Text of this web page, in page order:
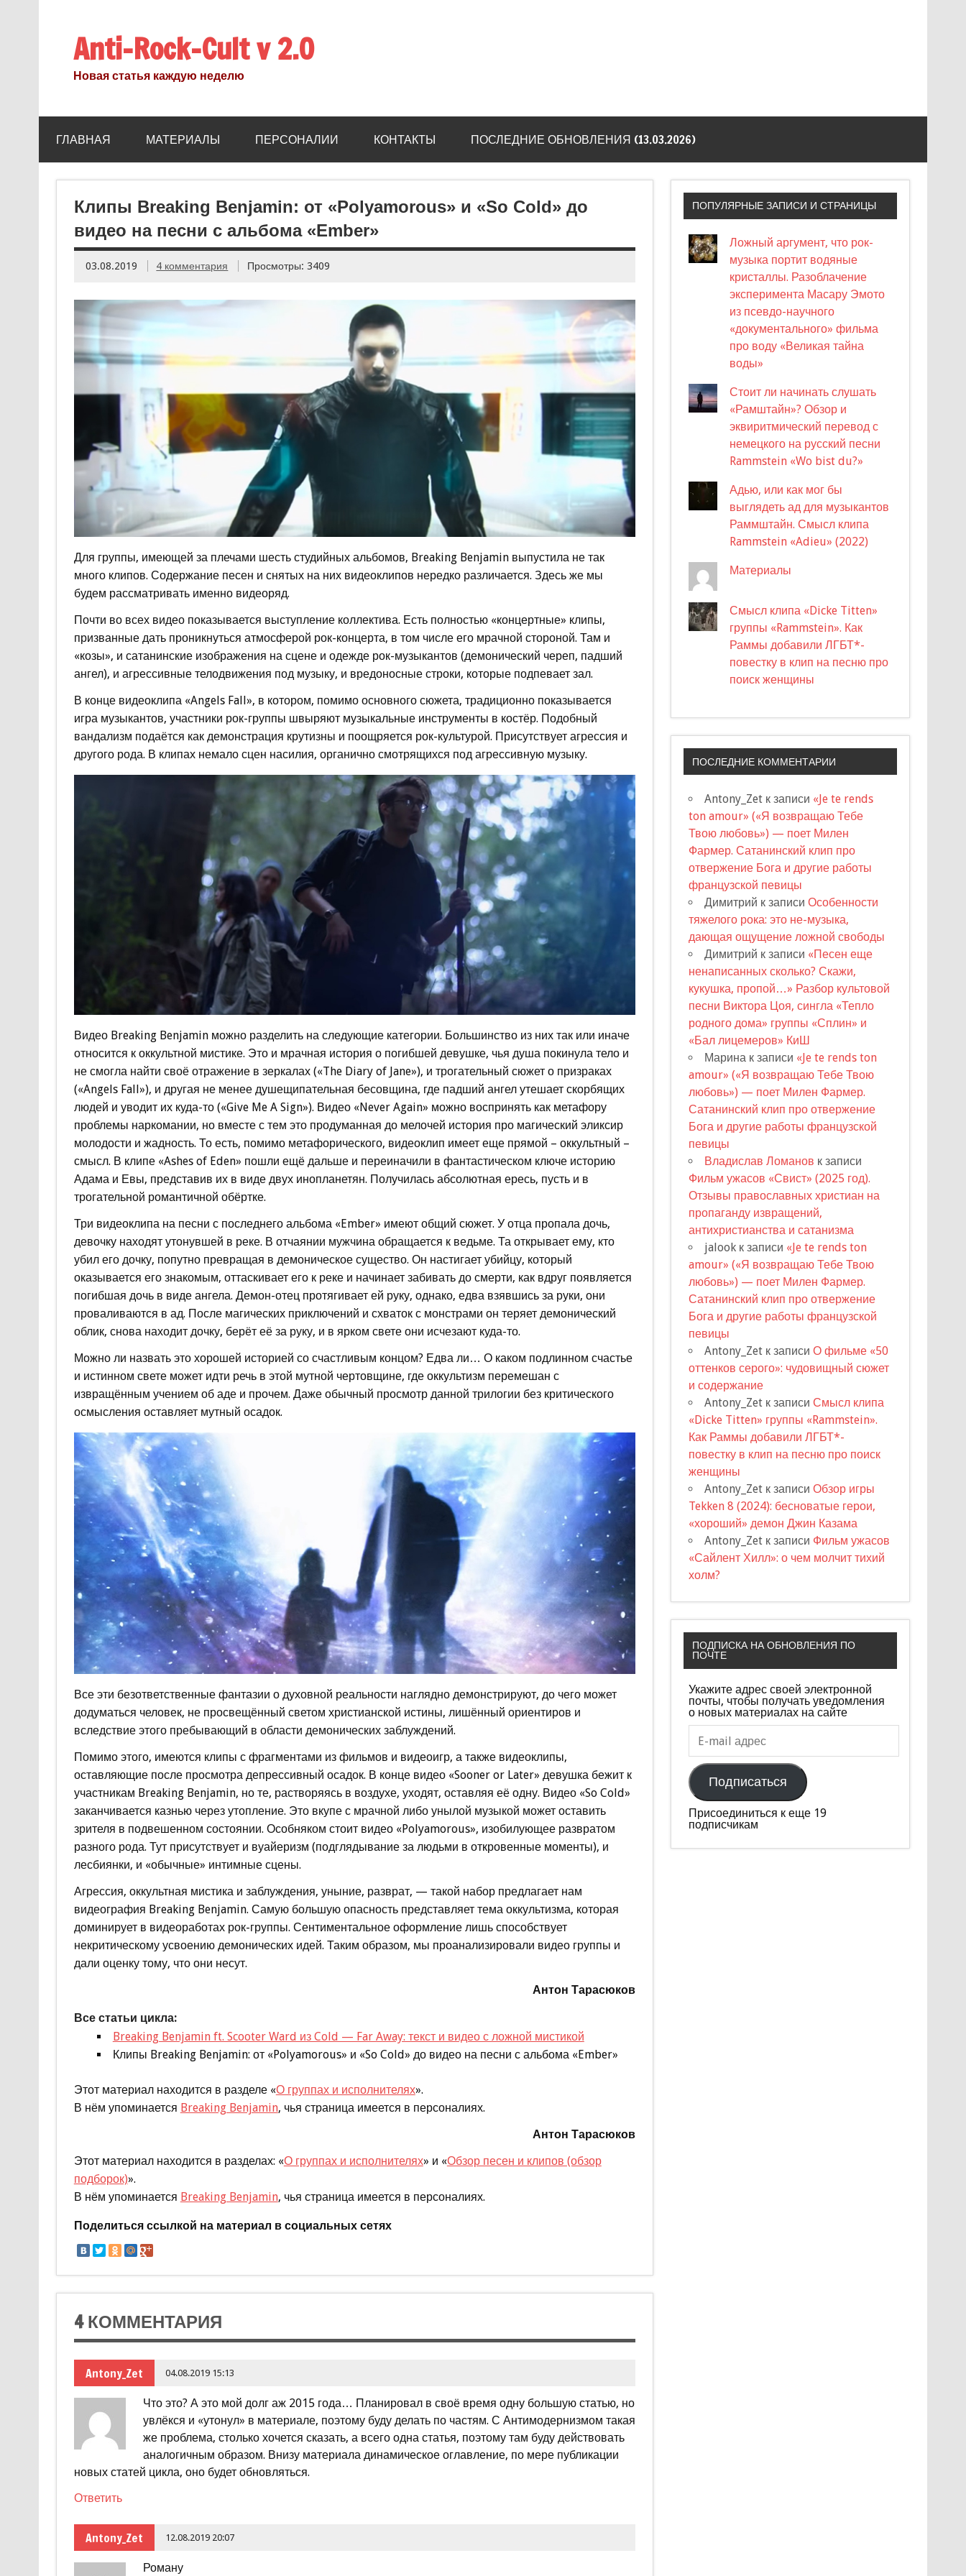
Anti-Rock-Cult v 2.0
Новая статья каждую неделю
ГЛАВНАЯ МАТЕРИАЛЫ ПЕРСОНАЛИИ КОНТАКТЫ ПОСЛЕДНИЕ ОБНОВЛЕНИЯ (13.03.2026)
Клипы Breaking Benjamin: от «Polyamorous» и «So Cold» до
видео на песни с альбома «Ember»
03.08.2019 4 комментария Просмотры: 3409
Для группы, имеющей за плечами шесть студийных альбомов, Breaking Benjamin выпустила не так
много клипов. Содержание песен и снятых на них видеоклипов нередко различается. Здесь же мы
будем рассматривать именно видеоряд.
Почти во всех видео показывается выступление коллектива. Есть полностью «концертные» клипы,
призванные дать проникнуться атмосферой рок-концерта, в том числе его мрачной стороной. Там и
«козы», и сатанинские изображения на сцене и одежде рок-музыкантов (демонический череп, падший
ангел), и агрессивные телодвижения под музыку, и вредоносные строки, которые подпевает зал.
В конце видеоклипа «Angels Fall», в котором, помимо основного сюжета, традиционно показывается
игра музыкантов, участники рок-группы швыряют музыкальные инструменты в костёр. Подобный
вандализм подаётся как демонстрация крутизны и поощряется рок-культурой. Присутствует агрессия и
другого рода. В клипах немало сцен насилия, органично смотрящихся под агрессивную музыку.
Видео Breaking Benjamin можно разделить на следующие категории. Большинство из них так или иначе
относится к оккультной мистике. Это и мрачная история о погибшей девушке, чья душа покинула тело и
не смогла найти своё отражение в зеркалах («The Diary of Jane»), и трогательный сюжет о призраках
(«Angels Fall»), и другая не менее душещипательная бесовщина, где падший ангел утешает скорбящих
людей и уводит их куда-то («Give Me A Sign»). Видео «Never Again» можно воспринять как метафору
проблемы наркомании, но вместе с тем это продуманная до мелочей история про магический эликсир
молодости и жадность. То есть, помимо метафорического, видеоклип имеет еще прямой – оккультный –
смысл. В клипе «Ashes of Eden» пошли ещё дальше и переиначили в фантастическом ключе историю
Адама и Евы, представив их в виде двух инопланетян. Получилась абсолютная ересь, пусть и в
трогательной романтичной обёртке.
Три видеоклипа на песни с последнего альбома «Ember» имеют общий сюжет. У отца пропала дочь,
девочку находят утонувшей в реке. В отчаянии мужчина обращается к ведьме. Та открывает ему, кто
убил его дочку, попутно превращая в демоническое существо. Он настигает убийцу, который
оказывается его знакомым, оттаскивает его к реке и начинает забивать до смерти, как вдруг появляется
погибшая дочь в виде ангела. Демон-отец протягивает ей руку, однако, едва взявшись за руки, они
проваливаются в ад. После магических приключений и схваток с монстрами он теряет демонический
облик, снова находит дочку, берёт её за руку, и в ярком свете они исчезают куда-то.
Можно ли назвать это хорошей историей со счастливым концом? Едва ли… О каком подлинном счастье
и истинном свете может идти речь в этой мутной чертовщине, где оккультизм перемешан с
извращённым учением об аде и прочем. Даже обычный просмотр данной трилогии без критического
осмысления оставляет мутный осадок.
Все эти безответственные фантазии о духовной реальности наглядно демонстрируют, до чего может
додуматься человек, не просвещённый светом христианской истины, лишённый ориентиров и
вследствие этого пребывающий в области демонических заблуждений.
Помимо этого, имеются клипы с фрагментами из фильмов и видеоигр, а также видеоклипы,
оставляющие после просмотра депрессивный осадок. В конце видео «Sooner or Later» девушка бежит к
участникам Breaking Benjamin, но те, растворяясь в воздухе, уходят, оставляя её одну. Видео «So Cold»
заканчивается казнью через утопление. Это вкупе с мрачной либо унылой музыкой может оставить
зрителя в подвешенном состоянии. Особняком стоит видео «Polyamorous», изобилующее развратом
разного рода. Тут присутствует и вуайеризм (подглядывание за людьми в откровенные моменты), и
лесбиянки, и «обычные» интимные сцены.
Агрессия, оккультная мистика и заблуждения, уныние, разврат, — такой набор предлагает нам
видеография Breaking Benjamin. Самую большую опасность представляет тема оккультизма, которая
доминирует в видеоработах рок-группы. Сентиментальное оформление лишь способствует
некритическому усвоению демонических идей. Таким образом, мы проанализировали видео группы и
дали оценку тому, что они несут.
Антон Тарасюков
Все статьи цикла:
Breaking Benjamin ft. Scooter Ward из Cold — Far Away: текст и видео с ложной мистикой
Клипы Breaking Benjamin: от «Polyamorous» и «So Cold» до видео на песни с альбома «Ember»
Этот материал находится в разделе «О группах и исполнителях».
В нём упоминается Breaking Benjamin, чья страница имеется в персоналиях.
Антон Тарасюков
Этот материал находится в разделах: «О группах и исполнителях» и «Обзор песен и клипов (обзор
подборок)».
В нём упоминается Breaking Benjamin, чья страница имеется в персоналиях.
Поделиться ссылкой на материал в социальных сетях
4 КОММЕНТАРИЯ
Antony_Zet 04.08.2019 15:13
Что это? А это мой долг аж 2015 года… Планировал в своё время одну большую статью, но
увлёкся и «утонул» в материале, поэтому буду делать по частям. С Антимодернизмом такая
же проблема, столько хочется сказать, а всего одна статья, поэтому там буду действовать
аналогичным образом. Внизу материала динамическое оглавление, по мере публикации
новых статей цикла, оно будет обновляться.
Ответить
Antony_Zet 12.08.2019 20:07
Роману
ПОПУЛЯРНЫЕ ЗАПИСИ И СТРАНИЦЫ
Ложный аргумент, что рок-
музыка портит водяные
кристаллы. Разоблачение
эксперимента Масару Эмото
из псевдо-научного
«документального» фильма
про воду «Великая тайна
воды»
Стоит ли начинать слушать
«Рамштайн»? Обзор и
эквиритмический перевод с
немецкого на русский песни
Rammstein «Wo bist du?»
Адью, или как мог бы
выглядеть ад для музыкантов
Раммштайн. Смысл клипа
Rammstein «Adieu» (2022)
Материалы
Смысл клипа «Dicke Titten»
группы «Rammstein». Как
Раммы добавили ЛГБТ*-
повестку в клип на песню про
поиск женщины
ПОСЛЕДНИЕ КОММЕНТАРИИ
Antony_Zet к записи «Je te rends
ton amour» («Я возвращаю Тебе
Твою любовь») — поет Милен
Фармер. Сатанинский клип про
отвержение Бога и другие работы
французской певицы
Димитрий к записиОсобенности
тяжелого рока: это не-музыка,
дающая ощущение ложной свободы
Димитрий к записи «Песен еще
ненаписанных сколько? Скажи,
кукушка, пропой…» Разбор культовой
песни Виктора Цоя, сингла «Тепло
родного дома» группы «Сплин» и
«Бал лицемеров» КиШ
Марина к записи «Je te rends ton
amour» («Я возвращаю Тебе Твою
любовь») — поет Милен Фармер.
Сатанинский клип про отвержение
Бога и другие работы французской
певицы
Владислав Ломанов к записи
Фильм ужасов «Свист» (2025 год).
Отзывы православных христиан на
пропаганду извращений,
антихристианства и сатанизма
jalook к записи «Je te rends ton
amour» («Я возвращаю Тебе Твою
любовь») — поет Милен Фармер.
Сатанинский клип про отвержение
Бога и другие работы французской
певицы
Antony_Zet к записиО фильме «50
оттенков серого»: чудовищный сюжет
и содержание
Antony_Zet к записиСмысл клипа
«Dicke Titten» группы «Rammstein».
Как Раммы добавили ЛГБТ*-
повестку в клип на песню про поиск
женщины
Antony_Zet к записиОбзор игры
Tekken 8 (2024): бесноватые герои,
«хороший» демон Джин Казама
Antony_Zet к записи Фильм ужасов
«Сайлент Хилл»: о чем молчит тихий
холм?
ПОДПИСКА НА ОБНОВЛЕНИЯ ПО
ПОЧТЕ
Укажите адрес своей электронной
почты, чтобы получать уведомления
о новых материалах на сайте
E-
mail
адрес
Подписаться
Присоединиться к еще 19
подписчикам